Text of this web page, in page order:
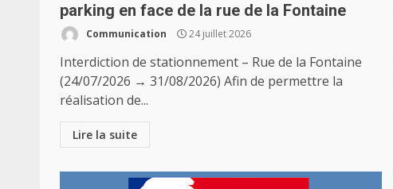
parking en face de la rue de la Fontaine
Communication 24 juillet 2026
Interdiction de stationnement – Rue de la Fontaine
(24/07/2026 → 31/08/2026) Afin de permettre la
réalisation de...
Lire la suite